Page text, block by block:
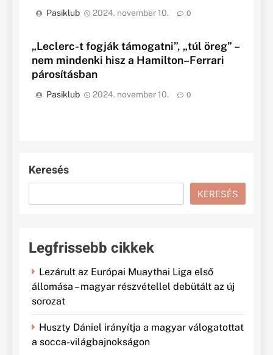
Pasiklub 2024. november 10. 0
„Leclerc-t fogják támogatni”, „túl öreg” –
nem mindenki hisz a Hamilton–Ferrari
párosításban
Pasiklub 2024. november 10. 0
Keresés
KERESÉS
Legfrissebb cikkek
Lezárult az Európai Muaythai Liga első
állomása – magyar részvétellel debütált az új
sorozat
Huszty Dániel irányítja a magyar válogatottat
a socca-világbajnokságon